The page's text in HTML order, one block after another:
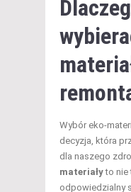
Wybór eko-
decyzja, która
dla naszego
materiałyto nie
odpowiedzialny